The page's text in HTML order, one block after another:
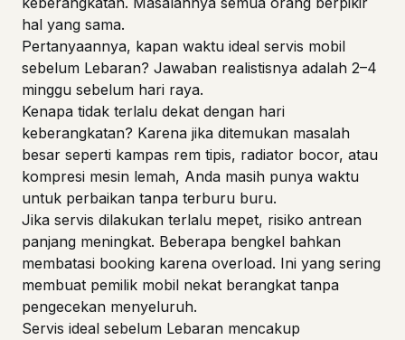
hal yang sama.
Pertanyaannya, kapan waktu ideal servis mobil
sebelum Lebaran? Jawaban realistisnya adalah 2–4
minggu sebelum hari raya.
Kenapa tidak terlalu dekat dengan hari
keberangkatan? Karena jika ditemukan masalah
besar seperti kampas rem tipis, radiator bocor, atau
kompresi mesin lemah, Anda masih punya waktu
untuk perbaikan tanpa terburu buru.
Jika servis dilakukan terlalu mepet, risiko antrean
panjang meningkat. Beberapa bengkel bahkan
membatasi booking karena overload. Ini yang sering
membuat pemilik mobil nekat berangkat tanpa
pengecekan menyeluruh.
Servis ideal sebelum Lebaran mencakup